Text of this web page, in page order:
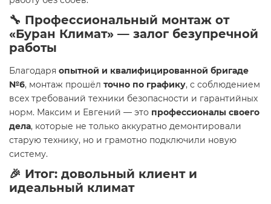
🔧 Профессиональный монтаж от
«Буран Климат» — залог безупречной
работы
Благодаря опытной и квалифицированной бригаде
№6, монтаж прошёл точно по графику, с соблюдением
всех требований техники безопасности и гарантийных
норм. Максим и Евгений — это профессионалы своего
дела, которые не только аккуратно демонтировали
старую технику, но и грамотно подключили новую
систему.
🎉 Итог: довольный клиент и
идеальный климат